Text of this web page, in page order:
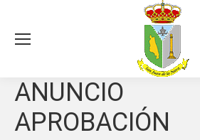
ANUNCIO
APROBACIÓN